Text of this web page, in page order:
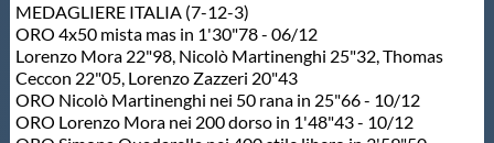
Master
Formazione
MEDAGLIERE ITALIA (7-12-3)
ORO 4x50 mista mas in 1'30"78 - 06/12
Lorenzo Mora 22"98, Nicolò Martinenghi 25"32, Thomas
Ceccon 22"05, Lorenzo Zazzeri 20"43
ORO Nicolò Martinenghi nei 50 rana in 25"66 - 10/12
ORO Lorenzo Mora nei 200 dorso in 1'48"43 - 10/12